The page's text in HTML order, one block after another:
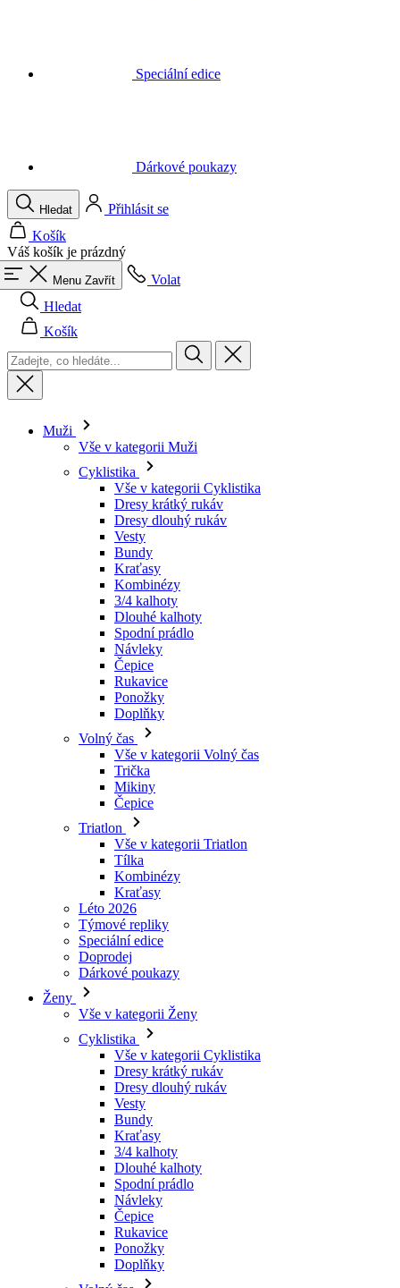
Váš košík je prázdný
Menu Zavřít
Volat
Hledat
Košík
Muži
Vše v kategorii Muži
Dresy dlouhý rukáv
Vesty
Bundy
Kraťasy
Kombinézy
3/4 kalhoty
Dlouhé kalhoty
Spodní prádlo
Návleky
Čepice
Rukavice
Ponožky
Doplňky
Volný čas
Vše v kategorii Volný čas
Trička
Mikiny
Čepice
Triatlon
Vše v kategorii Triatlon
Tílka
Kombinézy
Kraťasy
Léto 2026
Týmové repliky
Speciální edice
Doprodej
Dárkové poukazy
Ženy
Vše v kategorii Ženy
Cyklistika
Vše v kategorii Cyklistika
Dresy dlouhý rukáv
Vesty
Bundy
Kraťasy
3/4 kalhoty
Dlouhé kalhoty
Spodní prádlo
Návleky
Čepice
Rukavice
Ponožky
Doplňky
Volný čas
Vše v kategorii Volný čas
Trička
Mikiny
Čepice